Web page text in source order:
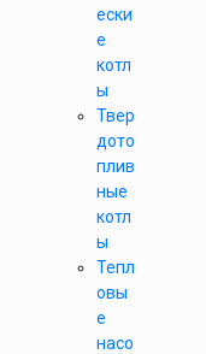
ески
е
котл
ы
Твер
дото
плив
ные
котл
ы
Тепл
овы
е
насо